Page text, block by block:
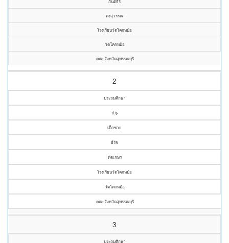
กันต์ธีร์
คงสุวรรณ
โรงเรียนวัดโคกหม้อ
วัดโคกหม้อ
คณะจังหวัดสุพรรณบุรี
2
ประถมศึกษา
ป.๖
เด็กชาย
ธีรัช
ทัดเกษร
โรงเรียนวัดโคกหม้อ
วัดโคกหม้อ
คณะจังหวัดสุพรรณบุรี
3
ประถมศึกษา